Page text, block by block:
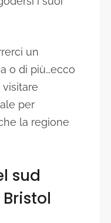
un
o di più…ecco
per
la regione
sud